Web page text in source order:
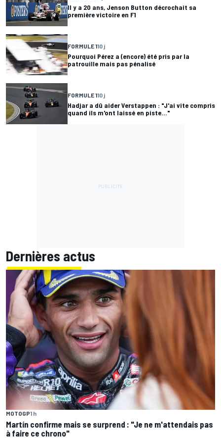
Il y a 20 ans, Jenson Button décrochait sa
première victoire en F1
FORMULE 110 j
Pourquoi Pérez a (encore) été pris par la
patrouille mais pas pénalisé
FORMULE 110 j
Hadjar a dû aider Verstappen : "J'ai vite compris
quand ils m'ont laissé en piste..."
Dernières actus
MOTOGP1 h
Martín confirme mais se surprend : "Je ne m'attendais pas
à faire ce chrono"